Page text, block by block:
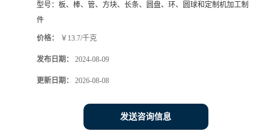
型号： 板、棒、管、方块、长条、圆盘、环、圆球和定制机加工制
件
价格： ￥13.7/千克
发布日期： 2024-08-09
更新日期： 2026-08-08
发送咨询信息